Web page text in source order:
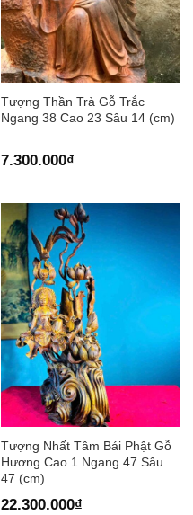
Tượng Thần Trà Gỗ Trắc
Ngang 38 Cao 23 Sâu 14 (cm)
7.300.000₫
Tượng Nhất Tâm Bái Phật Gỗ
Hương Cao 1 Ngang 47 Sâu
47 (cm)
22.300.000₫